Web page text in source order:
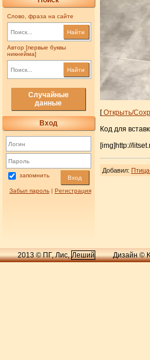
Слово, фраза на сайте
Найти
Автор [первые буквы
никнейма]
Найти
Случайные
данные
Вход
запомнить Вход
Забыл пароль| Регистрация
[Открыть/
Код для
[img]http://
Добавил:
2013 © ПГ, Лис,Леший Дизайн ©